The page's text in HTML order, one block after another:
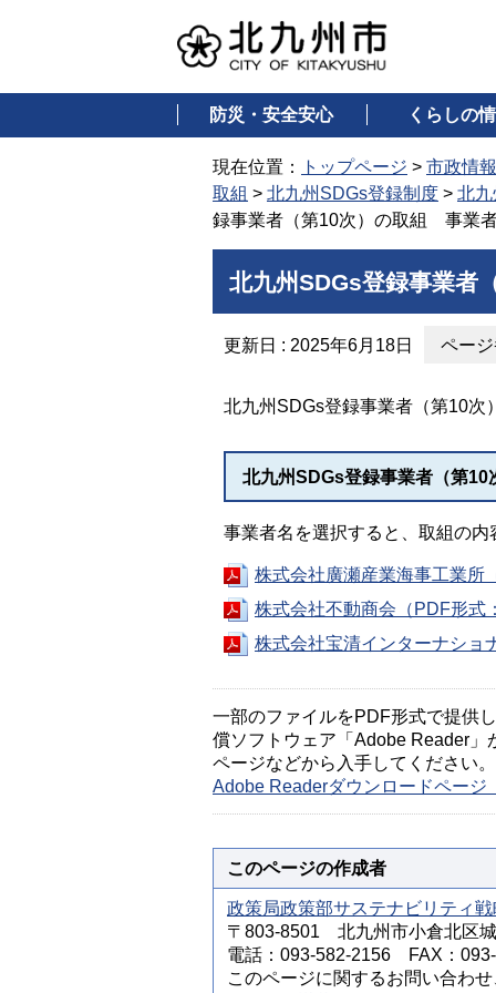
防災・安全安心 くらしの
現在位置： トップページ > 市政情報
取組 > 北九州SDGs登録制度 > 北
録事業者（第10次）の取組 事業
北九州SDGs登録事業者
更新日 : 2025年6月18日 ペー
北九州SDGs登録事業者（第10次
北九州SDGs登録事業者（第10
事業者名を選択すると、取組の内
株式会社廣瀬産業海事工業所
株式会社不動商会（PDF形式
株式会社宝清インターナショ
一部のファイルをPDF形式で提供
償ソフトウェア「Adobe Reader」
ページなどから入手してください。
Adobe Readerダウンロードページ
このページの作成者
政策局政策部サステナビリティ戦
〒803-8501 北九州市小倉北区
電話：093-582-2156 FAX：
このページに関するお問い合わ